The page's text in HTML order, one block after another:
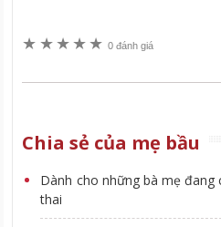
★ ★★★★ 0 đánh giá
Chia sẻ của mẹ bầu
Dành cho những bà mẹ
thai